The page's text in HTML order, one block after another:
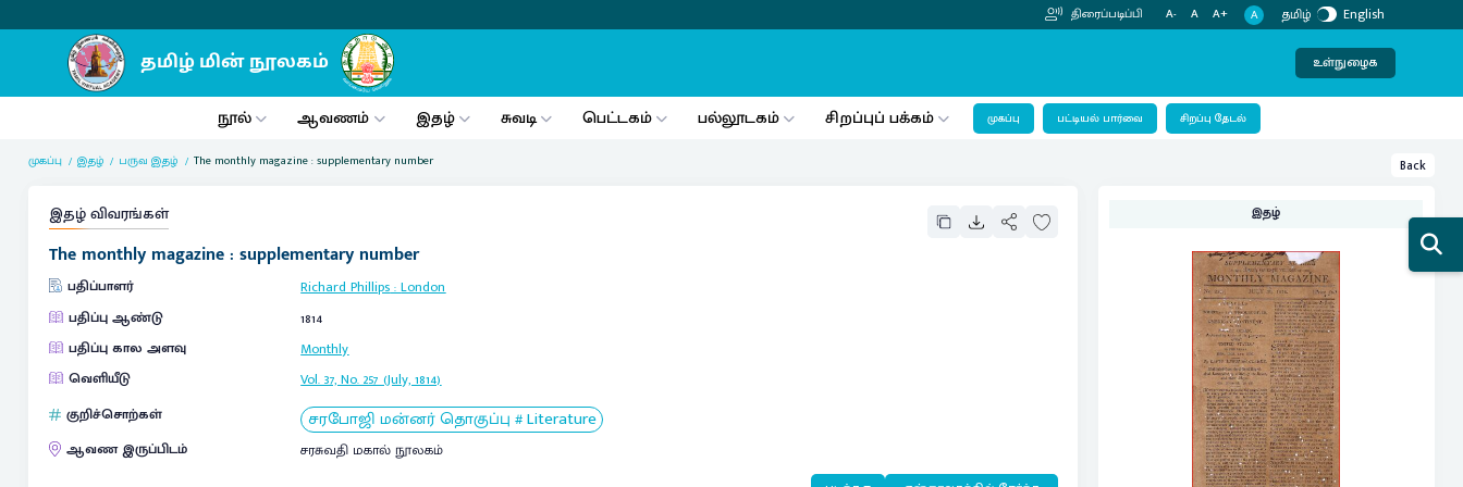
திரைப்படிப்பி A- A A+ A தமிழ் English
உள்நுழைக
நூல் ஆவணம் இதழ் சுவடி பெட்டகம் பல்லூடகம் சிறப்புப் பக்கம் முகப்பு பட்டியல் பார்வை சிறப்பு தேடல்
முகப்பு இதழ் பருவ இதழ் The monthly magazine : supplementary number Back
இதழ் விவரங்கள்
The monthly magazine : supplementary number
பதிப்பாளர் Richard Phillips:London
பதிப்பு ஆண்டு
1814
பதிப்பு கால அளவு
Monthly
வெளியீடு
Vol. 37, No. 257 (July, 1814)
குறிச்சொற்கள்
சரபோஜி மன்னர் தொகுப்பு # Literature
ஆவண இருப்பிடம் சரசுவதி மகால் நூலகம்
இதழ்